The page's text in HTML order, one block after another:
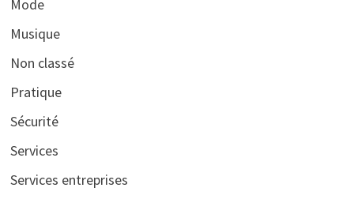
Mode
Musique
Non classé
Pratique
Sécurité
Services
Services entreprises